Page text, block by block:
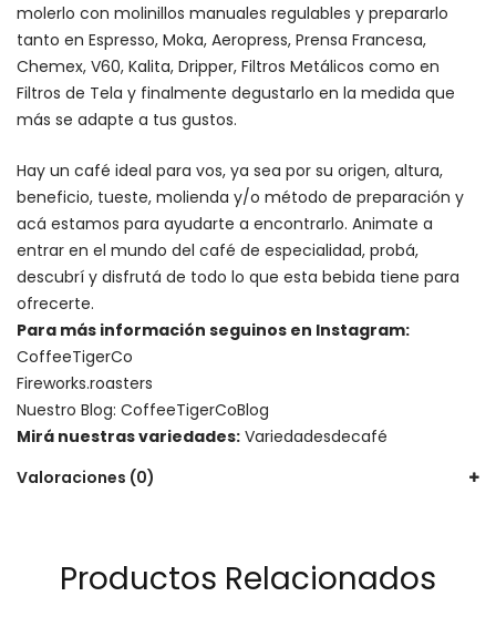
molerlo con molinillos manuales regulables y prepararlo
tanto en Espresso, Moka, Aeropress, Prensa Francesa,
Chemex, V60, Kalita, Dripper, Filtros Metálicos como en
Filtros de Tela y finalmente degustarlo en la medida que
más se adapte a tus gustos.
Hay un café ideal para vos, ya sea por su origen, altura,
beneficio, tueste, molienda y/o método de preparación y
acá estamos para ayudarte a encontrarlo. Animate a
entrar en el mundo del café de especialidad, probá,
descubrí y disfrutá de todo lo que esta bebida tiene para
ofrecerte.
Para más información seguinos en Instagram:
CoffeeTigerCo
Fireworks.roasters
Nuestro Blog: CoffeeTigerCoBlog
Mirá nuestras variedades: Variedadesdecafé
Valoraciones (0)
Productos Relacionados